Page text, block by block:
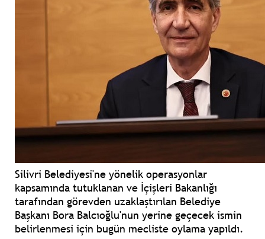
Silivri Belediyesi'ne yönelik operasyonlar
kapsamında tutuklanan ve İçişleri Bakanlığı
tarafından görevden uzaklaştırılan Belediye
Başkanı Bora Balcıoğlu'nun yerine geçecek ismin
belirlenmesi için bugün mecliste oylama yapıldı.